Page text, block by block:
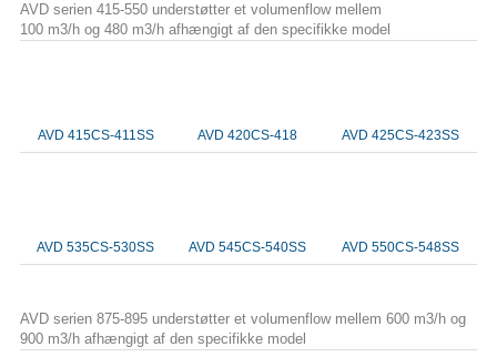
AVD serien 415-550 understøtter et volumenflow mellem
100 m3/h og 480 m3/h afhængigt af den specifikke model
AVD 415CS-411SS AVD 420CS-418 AVD 425CS-423SS
AVD 535CS-530SS AVD 545CS-540SS AVD 550CS-548SS
AVD serien 875-895 understøtter et volumenflow mellem 600 m3/h og
900 m3/h afhængigt af den specifikke model